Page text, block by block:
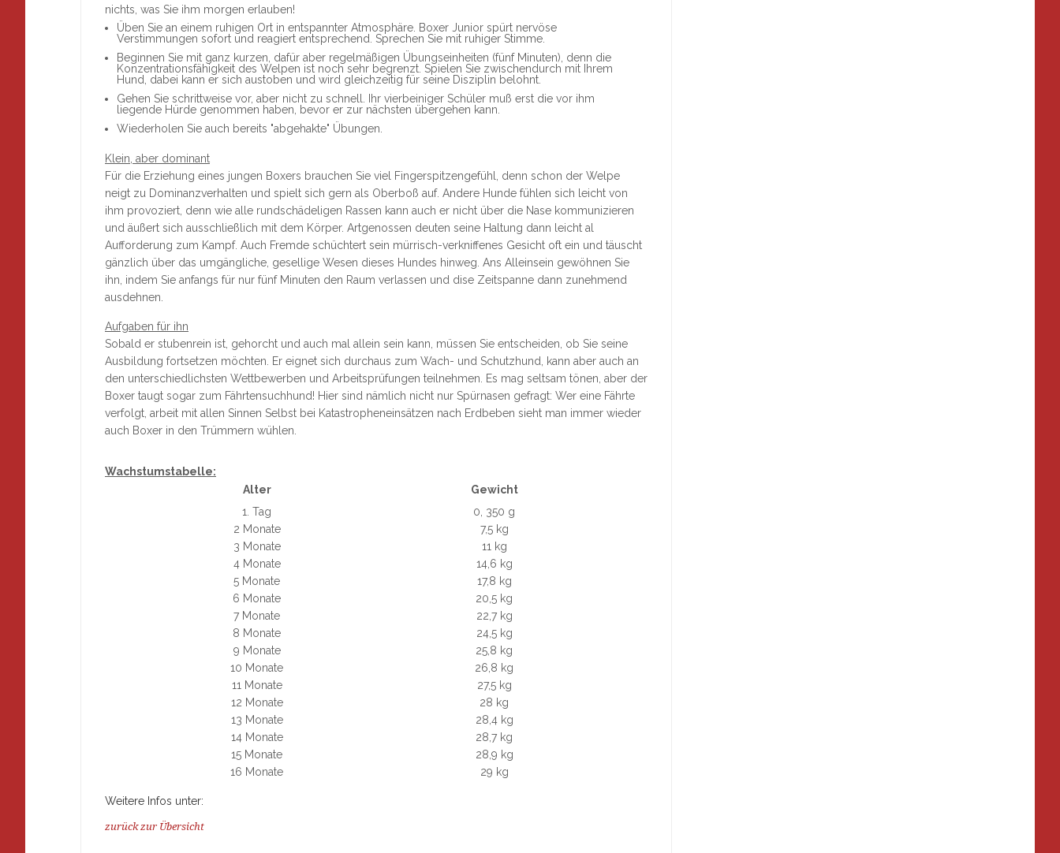
nichts, was Sie ihm morgen erlauben!
Üben Sie an einem ruhigen Ort in entspannter Atmosphäre. Boxer Junior spürt nervöse
Verstimmungen sofort und reagiert entsprechend. Sprechen Sie mit ruhiger Stimme.
Beginnen Sie mit ganz kurzen, dafür aber regelmäßigen Übungseinheiten (fünf Minuten), denn die
Konzentrationsfähigkeit des Welpen ist noch sehr begrenzt. Spielen Sie zwischendurch mit Ihrem
Hund, dabei kann er sich austoben und wird gleichzeitig für seine Disziplin belohnt.
Gehen Sie schrittweise vor, aber nicht zu schnell. Ihr vierbeiniger Schüler muß erst die vor ihm
liegende Hürde genommen haben, bevor er zur nächsten übergehen kann.
Wiederholen Sie auch bereits "abgehakte" Übungen.
Klein, aber dominant
Für die Erziehung eines jungen Boxers brauchen Sie viel Fingerspitzengefühl, denn schon der Welpe
neigt zu Dominanzverhalten und spielt sich gern als Oberboß auf. Andere Hunde fühlen sich leicht von
ihm provoziert, denn wie alle rundschädeligen Rassen kann auch er nicht über die Nase kommunizieren
und äußert sich ausschließlich mit dem Körper. Artgenossen deuten seine Haltung dann leicht al
Aufforderung zum Kampf. Auch Fremde schüchtert sein mürrisch-verkniffenes Gesicht oft ein und täuscht
gänzlich über das umgängliche, gesellige Wesen dieses Hundes hinweg. Ans Alleinsein gewöhnen Sie
ihn, indem Sie anfangs für nur fünf Minuten den Raum verlassen und dise Zeitspanne dann zunehmend
ausdehnen.
Aufgaben für ihn
Sobald er stubenrein ist, gehorcht und auch mal allein sein kann, müssen Sie entscheiden, ob Sie seine
Ausbildung fortsetzen möchten. Er eignet sich durchaus zum Wach- und Schutzhund, kann aber auch an
den unterschiedlichsten Wettbewerben und Arbeitsprüfungen teilnehmen. Es mag seltsam tönen, aber der
Boxer taugt sogar zum Fährtensuchhund! Hier sind nämlich nicht nur Spürnasen gefragt: Wer eine Fährte
verfolgt, arbeit mit allen Sinnen Selbst bei Katastropheneinsätzen nach Erdbeben sieht man immer wieder
auch Boxer in den Trümmern wühlen.
Wachstumstabelle:
Alter
Gewicht
1. Tag
2 Monate
3 Monate
4 Monate
5 Monate
6 Monate
7 Monate
8 Monate
9 Monate
10 Monate
11 Monate
12 Monate
13 Monate
14 Monate
15 Monate
16 Monate
0, 350 g
7,5 kg
11 kg
14,6 kg
17,8 kg
20,5 kg
22,7 kg
24,5 kg
25,8 kg
26,8 kg
27,5 kg
28 kg
28,4 kg
28,7 kg
28,9 kg
29 kg
Weitere Infos unter:
zurück zur Übersicht